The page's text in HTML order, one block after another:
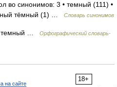
во синонимов: 3 • темный (111) •
тёмный (1) …
Словарь синонимов
…
Орфографический словарь-
18+
на сайте